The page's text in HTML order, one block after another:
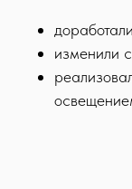
изменили